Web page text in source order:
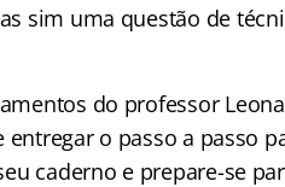
sim uma questão de
do professor
entregar o passo a passo
caderno e prepare-se